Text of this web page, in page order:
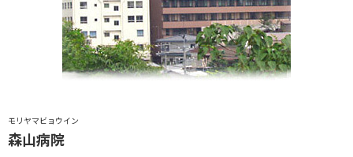
モリヤマビョウイン
森山病院